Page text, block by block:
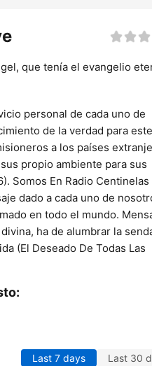
que tenía el evangelio
personal de cada uno de
de la verdad para
a los países
propio ambiente para sus
Somos En Radio Centinelas
dado a cada uno de
en todo el mundo.
ha de alumbrar la
(El Deseado De Todas Las
Last 7 days Last 30